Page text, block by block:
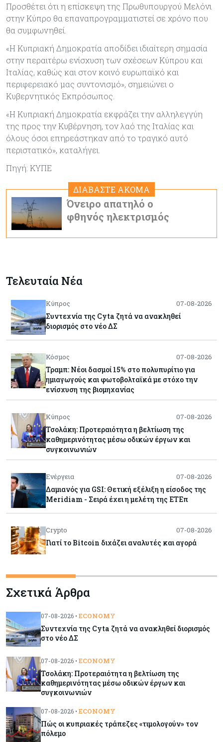
Προσθέτει ότι η επίσκεψη της Πρωθυπουργού Μελόνι
στην Κύπρο θα επαναπρογραμματιστεί σε χρόνο που
θα συμφωνηθεί.
«Η Κυπριακή Δημοκρατία αποδίδει ιδιαίτερη σημασία
στην περαιτέρω ενίσχυση των σχέσεων Κύπρου και
Ιταλίας, καθώς και στον κοινό ευρωπαϊκό και
περιφερειακό μας συντονισμό», σημειώνει ο
Κυβερνητικός Εκπρόσωπος.
«Η Κυπριακή Δημοκρατία εκφράζει την αλληλεγγύη
της προς την Κυβέρνηση, τον λαό της Ιταλίας και
όλους όσοι επηρεάστηκαν από το τραγικό αυτό
περιστατικό», καταλήγει.
Πηγή: ΚΥΠΕ
ΔΙΑΒΑΣΤΕ ΑΚΟΜΑ
Όνειρο απατηλό ο
φθηνός ηλεκτρισμός
Τελευταία Νέα
Κύπρος 07-08-2026
Συντεχνία της Cyta ζητά να ανακληθεί
διορισμός στο νέο ΔΣ
Κόσμος 07-08-2026
Τραμπ: Νέοι δασμοί 15% στο πολυπυρίτιο για
ημιαγωγούς και φωτοβολταϊκά με στόχο την
ενίσχυση της βιομηχανίας
Κύπρος 07-08-2026
Τσολάκη: Προτεραιότητα η βελτίωση της
καθημερινότητας μέσω οδικών έργων και
συγκοινωνιών
Ενέργεια 07-08-2026
Δαμιανός για GSI: Θετική εξέλιξη η είσοδος της
Meridiam - Σειρά έχει η μελέτη της ΕΤΕπ
Crypto 07-08-2026
Γιατί το Bitcoin διχάζει αναλυτές και αγορά
Καλπάζουν τα Airbnb στην Ελλάδα - Σχεδόν
Εμπορεύματα
90/βαρέλι μέχρι να υπάρξουν εξελίξεις στη
Μέση Ανατολή
Κόσμος
Σαουδική Αραβία, Πακιστάν και Τουρκία
υπογράφουν συμφωνία για αμοιβαία άμυνα
Σχετικά Άρθρα
07-08-2026 • ECONOMY
Συντεχνία της Cyta ζητά να ανακληθεί διορισμός
στο νέο ΔΣ
07-08-2026 • ECONOMY
Τσολάκη: Προτεραιότητα η βελτίωση της
καθημερινότητας μέσω οδικών έργων και
συγκοινωνιών
07-08-2026 • ECONOMY
Πώς οι κυπριακές τράπεζες «τιμολογούν» τον
πόλεμο